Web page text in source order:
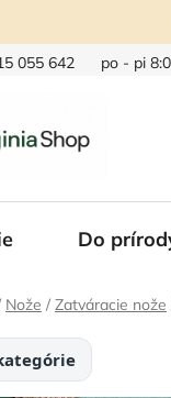
055 642 po - pi
Do
Nože / Zatváracie nože